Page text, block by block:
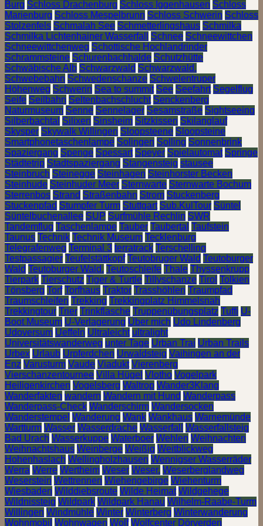
Burg Schloss Drachenburg Schloss Iggenhausen Schloss
Marienburg Schloss Mespelbrunn Schloss Schwerin Schloss
Stolzenfels Schmalah See Schmetterlingshaus Schmilka
Schmilka Lichtenhainer Wasserfall
Schnee Schneewittchen
Schneewittchenweg Schottische Hochlandrinder
Schrammsteine Schurenbachhalde Schutzhütte
Schwäbische Alb Schwarzwald Schwarzwald.
Schwebebahn Schwedenschanze Schwelentruper
Höhenweg Schwerin Sea to summit See Seefahrt Segelflug
Seife Seilbahn Seltenbachschlucht Senckenberg
Naturmuseum Senne Sennelager Sesamstraße Sightseeing
Silberbachtal Silixen Sinsheim Sitzkissen Skilanglauf
Skysper Skywalk Willingen Sloopsteene Sloopsteine
Smartphonetaschenlampe Solingen Solling Sonnenbrink
Spaziergang Spenge Spessart Speyer Spielautomat Springe
Städtetrip Stadtspaziergang Stangensteig stausee
Steinbruch Steinegge Steinhagen Steinhorster Becken
Steinhude Steinhuder Meer Sternwarte Sternwarte Bochum
Sterrenbos Strand Straßenbahn Strom Stuckenberg
Stuckenpfad Stumpfer Turm Stuttgart Sub.KulTour Süntel
Süntelbuchenallee SUP Surfmühle Rechlin SWR
Tandemflug Taschenlampe Tauber Taubertal Taufstein
Taunus Technik Technik Museum Tecklenburg
Telegrafenweg Terminal 3 terratrack Terschelling
Testpassagier Teufelstättkopf Teutobruger Wald Teutoburger
Wald Teutoburger Wald. Teutoschleife Thale Thyssenkrupp
Tierpark Tierschutz Tiger & Turtle Tillyschanze Tirol Tolkien
Tönsberg Torf Torfhaus Traktor Trasshöhlen Traumpfad
Traumschleifen Trekking Trekkingplatz Himmelsnah
Trekkingtour Trier Trinkflasche Truppenübungsplatz Tuffi U-
Boot Museum U-Verlagerung Über mich Udo Lindenberg
Udoversum Ueffeln Ultraleicht ultralight
Universitätswanderweg unter Tage Urban Trai Urban Trails
Urbex Urlaub Urpferdchen Urwaldsteig Vaihingen an der
Enz Varusturm Vaude Viadukt Vierenberg
Vierschanzentournee Villa Hügel Vlotho Vogelpark
Heiligenkirchen Vogelsberg Waltrop Wander3Klang
Wanderfakten wandern Wandern mit Hund Wanderpass
Wanderpass-Check Wanderschirm Wandersocken
Wanderstempel Wanderung Wank Wankhaus Warnemünde
Wartturm Wasser Wasserdrache Wasserfall
Wasserfallsteig
Bad Urach Wasserkuppe Waterboer Wehlen Weihnachten
Weihnachtshaus Weinberge Weißig Weitblickweg
Hohenhaslach Wellingholzhausen Wennigser Wasserräder
Werra Werre Wertheim Weser Weser. Weserberglandweg
Weserstein Wettrennen Wiehengebirge Wiehenturm
Wiesbaden Wilddiebsroute Wilde Heimat Wildgehege
Wildnissteig Wildpark Wildpark Hanau Wilhelm-Raabe-Turm
Willingen Windmühle Winter Winterberg Winterwanderung
Wohnmobil Wohnwagen Wolf Wolfcenter Dörverden